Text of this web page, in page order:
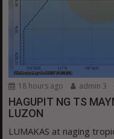
18 hours ago admin 3
HAGUPIT NG TS
LUZON
LUMAKAS at naging